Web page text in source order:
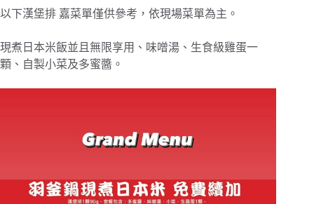
以下漢堡排 嘉菜單僅供參考，依現場菜單為主。
現煮日本米飯並且無限享用、味噌湯、生食級雞蛋一
顆、自製小菜及多蜜醬。